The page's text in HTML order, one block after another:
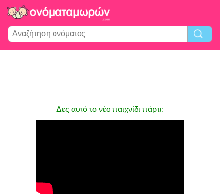
Δες αυτό το νέο παιχνίδι πάρτι: